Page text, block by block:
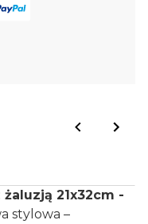
21x32cm -
stylowa –